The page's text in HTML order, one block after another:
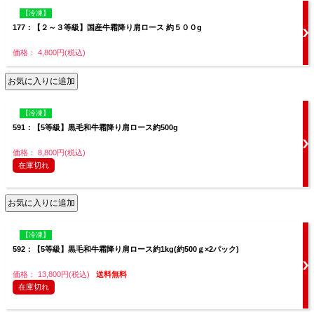
【冷凍】
177：【２～３等級】国産牛霜降り肩ロース 約５００g
価格： 4,800円(税込)
【冷凍】
591：【5等級】黒毛和牛霜降り肩ロース約500g
価格： 8,800円(税込)
在庫切れ
【冷凍】
592：【5等級】黒毛和牛霜降り肩ロース約1kg(約500ｇ×2パック)
価格： 13,800円(税込)
送料無料
在庫切れ